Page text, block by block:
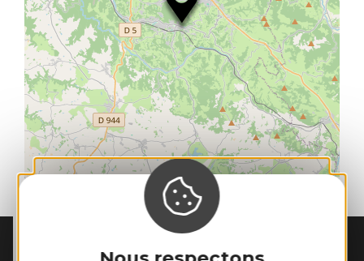
Leaflet | Map data © OpenStreetMap contributors